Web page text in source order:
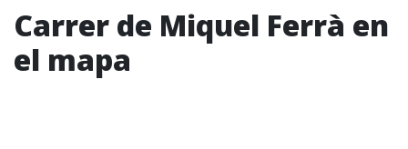
Carrer de Miquel Ferrà en
el mapa